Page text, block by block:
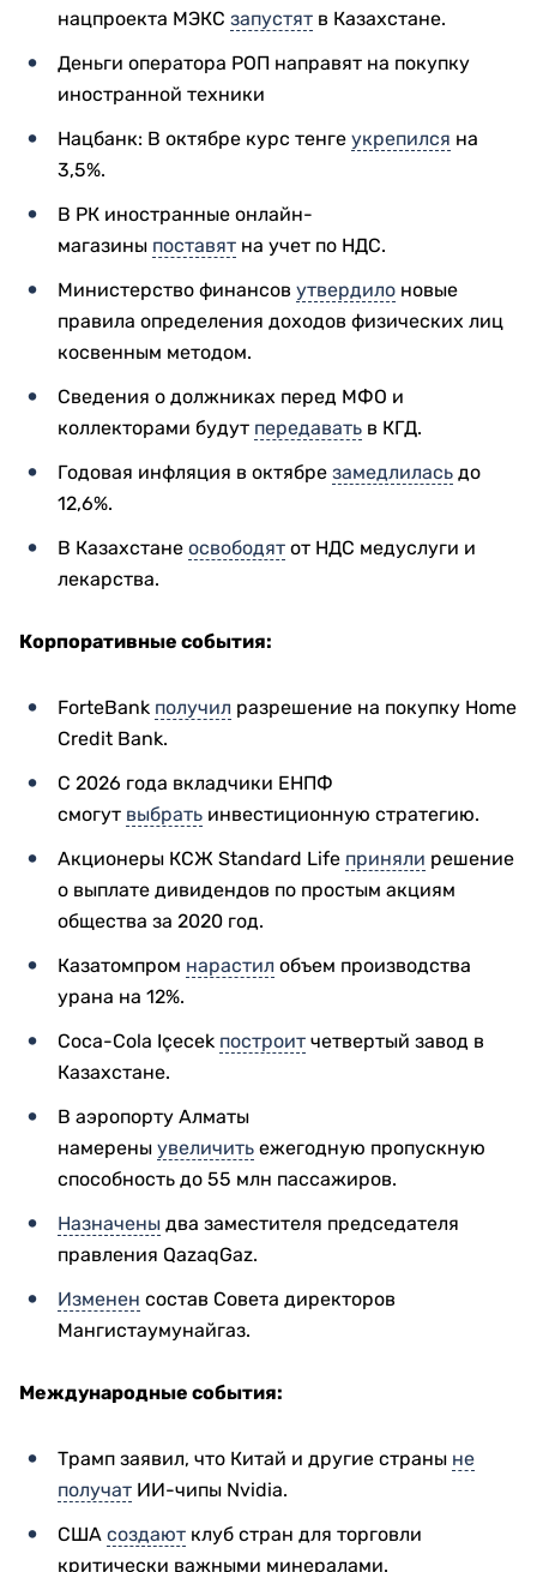
нацпроекта МЭКС запустят в Казахстане.
Деньги оператора РОП направят на покупку
иностранной техники
Нацбанк: В октябре курс тенге укрепился на
3,5%.
В РК иностранные онлайн-
магазины поставят на учет по НДС.
Министерство финансов утвердило новые
правила определения доходов физических лиц
косвенным методом.
Сведения о должниках перед МФО и
коллекторами будут передавать в КГД.
Годовая инфляция в октябре замедлилась до
12,6%.
В Казахстане освободят от НДС медуслуги и
лекарства.
Корпоративные события:
ForteBank получил разрешение на покупку Home
Credit Bank.
С 2026 года вкладчики ЕНПФ
смогут выбрать инвестиционную стратегию.
Акционеры КСЖ Standard Life приняли решение
о выплате дивидендов по простым акциям
общества за 2020 год.
Казатомпром нарастил объем производства
урана на 12%.
Coca-Cola Içecek построит четвертый завод в
Казахстане.
В аэропорту Алматы
намерены увеличить ежегодную пропускную
способность до 55 млн пассажиров.
Назначены два заместителя председателя
правления QazaqGaz.
Изменен состав Совета директоров
Мангистаумунайгаз.
Международные события:
Трамп заявил, что Китай и другие страны не
получат ИИ-чипы Nvidia.
США создают клуб стран для торговли
критически важными минералами.